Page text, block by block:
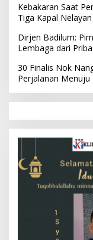
Kebakaran Saat
Tiga Kapal
Dirjen Badilum:
Lembaga dari
30 Finalis Nok
Perjalanan